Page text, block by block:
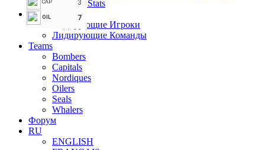
CAP
3
OIL 7
Penalties Stats
Лидеры
Лидирующие Игроки
Лидирующие Команды
Teams
Bombers
Capitals
Nordiques
Oilers
Seals
Whalers
Форум
RU
ENGLISH